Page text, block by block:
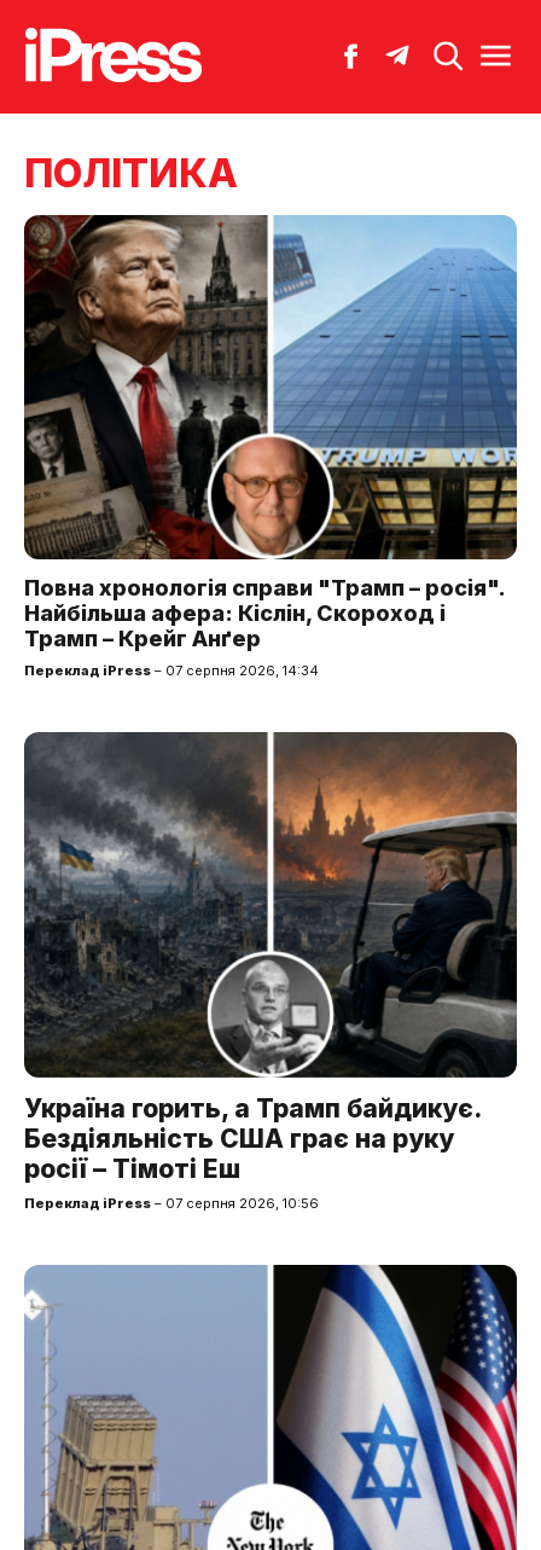
ПОЛІТИКА
Повна хронологія справи "Трамп – росія".
Найбільша афера: Кіслін, Скороход і
Трамп – Крейг Анґер
Переклад iPress – 07 серпня 2026, 14:34
Україна горить, а Трамп байдикує.
Бездіяльність США грає на руку
росії – Тімоті Еш
Переклад iPress – 07 серпня 2026, 10:56